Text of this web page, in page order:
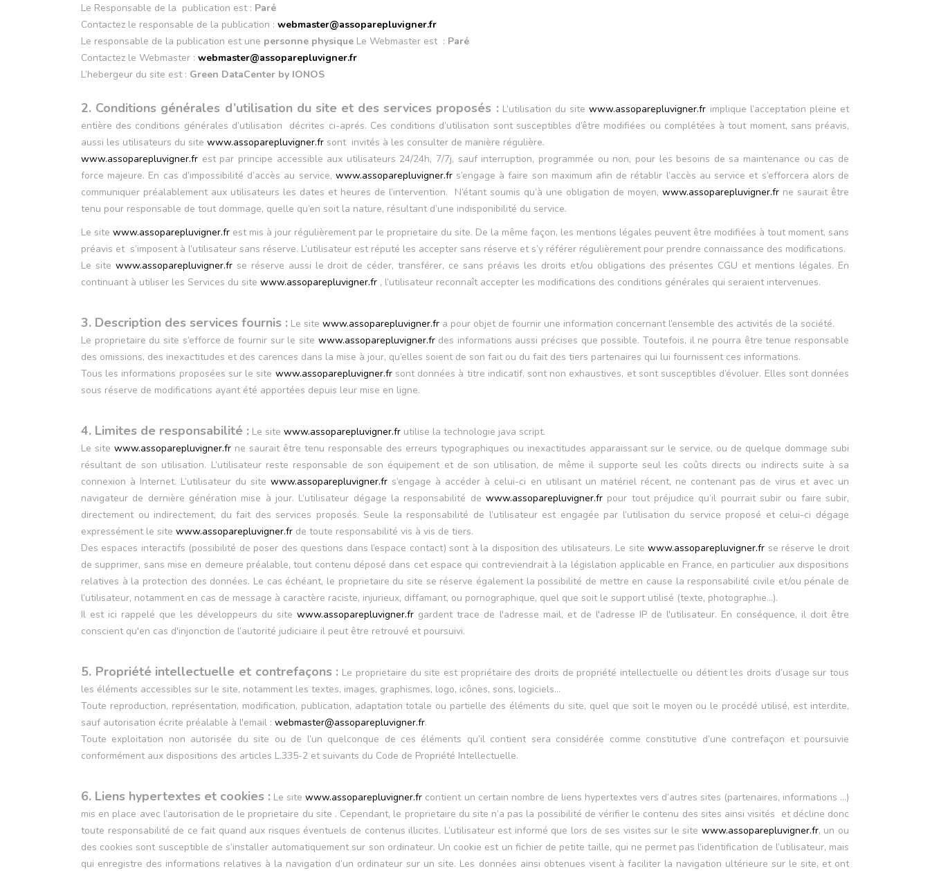
Le Responsable de la publication est : Paré
Contactez le responsable de la publication : webmaster@assoparepluvigner.fr
Le responsable de la publication est une personne physique Le Webmaster est : Paré
Contactez le Webmaster : webmaster@assoparepluvigner.fr
L’hebergeur du site est : Green DataCenter by IONOS
2. Conditions générales d’utilisation du site et des services proposés :L’utilisation du sitewww.assoparepluvigner.fr implique l’acceptation pleine et
entière des conditions générales d’utilisation décrites ci-aprés. Ces conditions d’utilisation sont susceptibles d’être modifiées ou complétées à tout moment, sans préavis,
aussi les utilisateurs du site www.assoparepluvigner.fr sont invités à les consulter de manière régulière.
www.assoparepluvigner.fr est par principe accessible aux utilisateurs 24/24h, 7/7j, sauf interruption, programmée ou non, pour les besoins de sa maintenance ou cas de
force majeure. En cas d’impossibilité d’accès au service, www.assoparepluvigner.frs’engage à faire son maximum afin de rétablir l’accès au service et s’efforcera alors de
communiquer préalablement aux utilisateurs les dates et heures de l’intervention. N’étant soumis qu’à une obligation de moyen, www.assoparepluvigner.fr ne saurait être
tenu pour responsable de tout dommage, quelle qu’en soit la nature, résultant d’une indisponibilité du service.
Le site www.assoparepluvigner.fr est mis à jour régulièrement par le proprietaire du site. De la même façon, les mentions légales peuvent être modifiées à tout moment, sans
préavis et s’imposent à l’utilisateur sans réserve. L’utilisateur est réputé les accepter sans réserve et s’y référer régulièrement pour prendre connaissance des modifications.
Le site www.assoparepluvigner.frse réserve aussi le droit de céder, transférer, ce sans préavis les droits et/ou obligations des présentes CGU et mentions légales. En
continuant à utiliser les Services du site www.assoparepluvigner.fr , l’utilisateur reconnaît accepter les modifications des conditions générales qui seraient intervenues.
3. Description des services fournis : Le site www.assoparepluvigner.fr a pour objet de fournir une information concernant l’ensemble des activités de la société.
Le proprietaire du site s’efforce de fournir sur le site www.assoparepluvigner.frdes informations aussi précises que possible. Toutefois, il ne pourra être tenue responsable
des omissions, des inexactitudes et des carences dans la mise à jour, qu’elles soient de son fait ou du fait des tiers partenaires qui lui fournissent ces informations.
Tous les informations proposées sur le site www.assoparepluvigner.frsont données à titre indicatif, sont non exhaustives, et sont susceptibles d’évoluer. Elles sont données
sous réserve de modifications ayant été apportées depuis leur mise en ligne.
4. Limites de responsabilité : Le site www.assoparepluvigner.fr utilise la technologie java script.
Le site www.assoparepluvigner.fr ne saurait être tenu responsable des erreurs typographiques ou inexactitudes apparaissant sur le service, ou de quelque dommage subi
résultant de son utilisation. L’utilisateur reste responsable de son équipement et de son utilisation, de même il supporte seul les coûts directs ou indirects suite à sa
connexion à Internet. L’utilisateur du sitewww.assoparepluvigner.fr s’engage à accéder à celui-ci en utilisant un matériel récent, ne contenant pas de virus et avec un
navigateur de dernière génération mise à jour. L’utilisateur dégage la responsabilité de www.assoparepluvigner.fr pour tout préjudice qu’il pourrait subir ou faire subir,
directement ou indirectement, du fait des services proposés. Seule la responsabilité de l’utilisateur est engagée par l’utilisation du service proposé et celui-ci dégage
expressément le site www.assoparepluvigner.fr de toute responsabilité vis à vis de tiers.
Des espaces interactifs (possibilité de poser des questions dans l’espace contact) sont à la disposition des utilisateurs. Le sitewww.assoparepluvigner.fr se réserve le droit
de supprimer, sans mise en demeure préalable, tout contenu déposé dans cet espace qui contreviendrait à la législation applicable en France, en particulier aux dispositions
relatives à la protection des données. Le cas échéant, le proprietaire du site se réserve également la possibilité de mettre en cause la responsabilité civile et/ou pénale de
l’utilisateur, notamment en cas de message à caractère raciste, injurieux, diffamant, ou pornographique, quel que soit le support utilisé (texte, photographie…).
Il est ici rappelé que les développeurs du sitewww.assoparepluvigner.fr gardent trace de l'adresse mail, et de l'adresse IP de l'utilisateur. En conséquence, il doit être
conscient qu'en cas d'injonction de l’autorité judiciaire il peut être retrouvé et poursuivi.
5. Propriété intellectuelle et contrefaçons : Le proprietaire du site est propriétaire des droits de propriété intellectuelle ou détient les droits d’usage sur tous
les éléments accessibles sur le site, notamment les textes, images, graphismes, logo, icônes, sons, logiciels…
Toute reproduction, représentation, modification, publication, adaptation totale ou partielle des éléments du site, quel que soit le moyen ou le procédé utilisé, est interdite,
sauf autorisation écrite préalable à l'email : webmaster@assoparepluvigner.fr.
Toute exploitation non autorisée du site ou de l’un quelconque de ces éléments qu’il contient sera considérée comme constitutive d’une contrefaçon et poursuivie
conformément aux dispositions des articles L.335-2 et suivants du Code de Propriété Intellectuelle.
6. Liens hypertextes et cookies : Le sitewww.assoparepluvigner.fr contient un certain nombre de liens hypertextes vers d’autres sites (partenaires, informations …)
mis en place avec l’autorisation de le proprietaire du site . Cependant, le proprietaire du site n’a pas la possibilité de vérifier le contenu des sites ainsi visités et décline donc
toute responsabilité de ce fait quand aux risques éventuels de contenus illicites. L’utilisateur est informé que lors de ses visites sur le site www.assoparepluvigner.fr, un ou
des cookies sont susceptible de s’installer automatiquement sur son ordinateur. Un cookie est un fichier de petite taille, qui ne permet pas l’identification de l’utilisateur, mais
qui enregistre des informations relatives à la navigation d’un ordinateur sur un site. Les données ainsi obtenues visent à faciliter la navigation ultérieure sur le site, et ont